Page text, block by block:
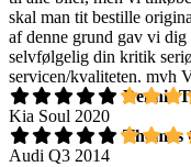
skal man tit bestille
af denne grund gav vi
selvfølgelig din kritik
servicen/kvaliteten. mvh
Dennis
Kia Soul 2020
Thomas
Audi Q3 2014